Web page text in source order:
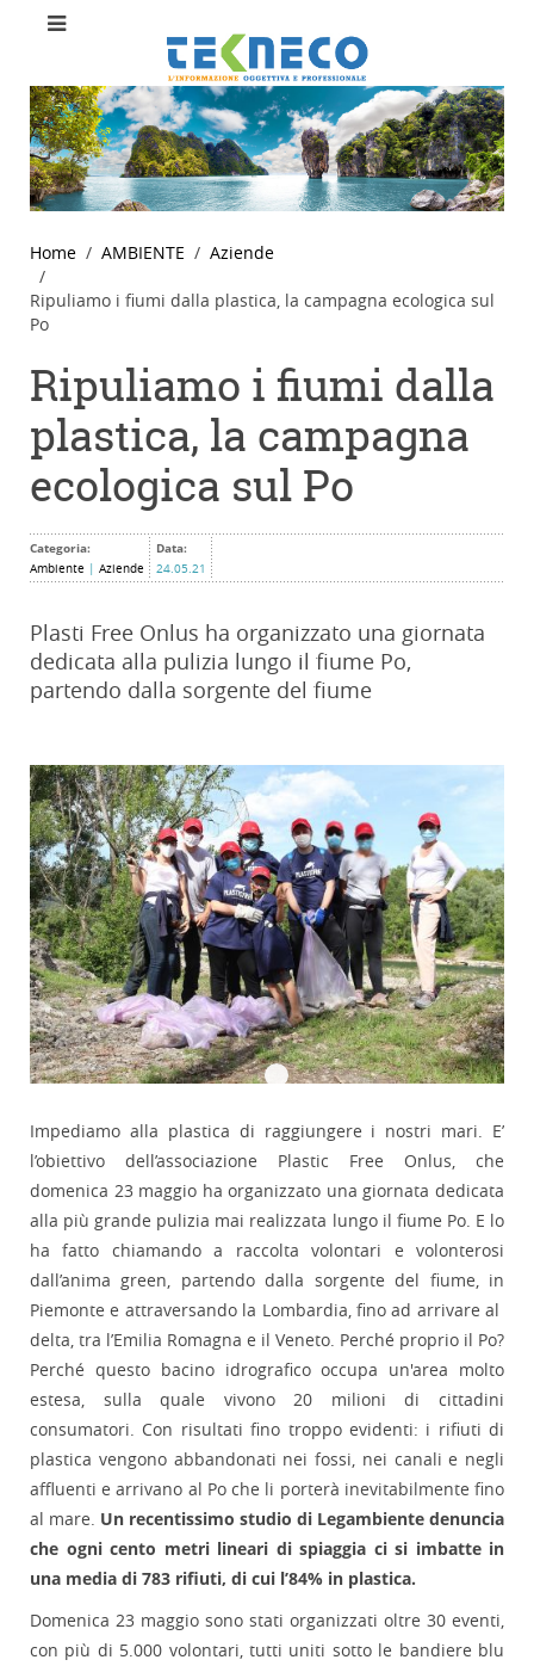
Home AMBIENTE Aziende
Ripuliamo i fiumi dalla plastica, la campagna ecologica sul
Po
Ripuliamo i fiumi dalla
plastica, la campagna
ecologica sul Po
Categoria:
Ambiente Aziende
Data:
24.05.21
Plasti Free Onlus ha organizzato una giornata
dedicata alla pulizia lungo il fiume Po,
partendo dalla sorgente del fiume
Impediamo alla plastica di raggiungere i nostri mari. E’
l’obiettivo dell’associazione Plastic Free Onlus, che
domenica 23 maggio ha organizzato una giornata dedicata
alla più grande pulizia mai realizzata lungo il fiume Po. E lo
ha fatto chiamando a raccolta volontari e volonterosi
dall’anima green, partendo dalla sorgente del fiume, in
Piemonte e attraversando la Lombardia, fino ad arrivare al
delta, tra l’Emilia Romagna e il Veneto. Perché proprio il Po?
Perché questo bacino idrografico occupa un'area molto
estesa, sulla quale vivono 20 milioni di cittadini
consumatori. Con risultati fino troppo evidenti: i rifiuti di
plastica vengono abbandonati nei fossi, nei canali e negli
affluenti e arrivano al Po che li porterà inevitabilmente fino
al mare. Un recentissimo studio di Legambiente denuncia
che ogni cento metri lineari di spiaggia ci si imbatte in
una media di 783 rifiuti, di cui l’84% in plastica.
Domenica 23 maggio sono stati organizzati oltre 30 eventi,
con più di 5.000 volontari, tutti uniti sotto le bandiere blu